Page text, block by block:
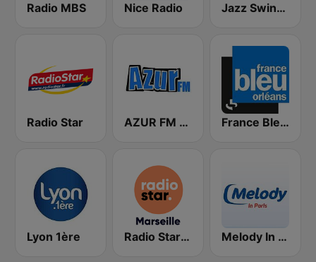
Radio MBS Nice Radio Jazz Swing Manouche radio (JsmRadio)
Radio Star AZUR FM 67 France Bleu Orléans
Lyon 1ère Radio Star Marseille Melody In Paris